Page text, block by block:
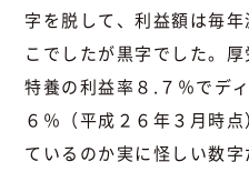
字を脱して、利益額は毎
こでしたが黒字でした。厚
特養の利益率８.７％でデ
６％（平成２６年３月時
ているのか実に怪しい数字